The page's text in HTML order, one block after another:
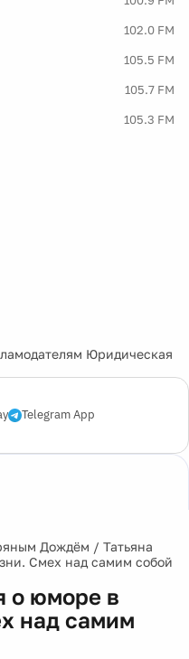
102.0 FM
105.5 FM
105.7 FM
105.3 FM
Юридическая
Telegram App
Дождём / Татьяна
Смех над самим собой
о юморе в
над самим